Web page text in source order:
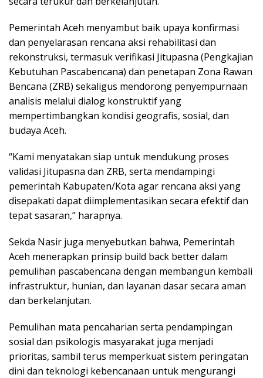
Pemerintah Aceh menyambut baik upaya konfirmasi
dan penyelarasan rencana aksi rehabilitasi dan
rekonstruksi, termasuk verifikasi Jitupasna (Pengkajian
Kebutuhan Pascabencana) dan penetapan Zona Rawan
Bencana (ZRB) sekaligus mendorong penyempurnaan
analisis melalui dialog konstruktif yang
mempertimbangkan kondisi geografis, sosial, dan
budaya Aceh.
“Kami menyatakan siap untuk mendukung proses
validasi Jitupasna dan ZRB, serta mendampingi
pemerintah Kabupaten/Kota agar rencana aksi yang
disepakati dapat diimplementasikan secara efektif dan
tepat sasaran,” harapnya.
Sekda Nasir juga menyebutkan bahwa, Pemerintah
Aceh menerapkan prinsip build back better dalam
pemulihan pascabencana dengan membangun kembali
infrastruktur, hunian, dan layanan dasar secara aman
dan berkelanjutan.
Pemulihan mata pencaharian serta pendampingan
sosial dan psikologis masyarakat juga menjadi
prioritas, sambil terus memperkuat sistem peringatan
dini dan teknologi kebencanaan untuk mengurangi